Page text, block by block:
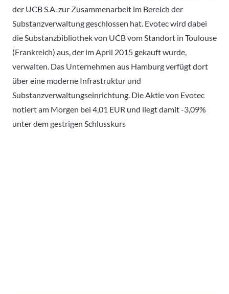
der UCB S.A. zur Zusammenarbeit im Bereich der
Substanzverwaltung geschlossen hat. Evotec wird dabei
die Substanzbibliothek von UCB vom Standort in Toulouse
(Frankreich) aus, der im April 2015 gekauft wurde,
verwalten. Das Unternehmen aus Hamburg verfügt dort
über eine moderne Infrastruktur und
Substanzverwaltungseinrichtung. Die Aktie von Evotec
notiert am Morgen bei 4,01 EUR und liegt damit -3,09%
unter dem gestrigen Schlusskurs